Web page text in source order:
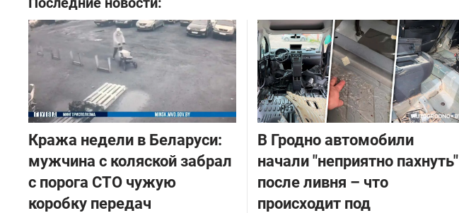
Кража недели в Беларуси:
мужчина с коляской забрал
с порога СТО чужую
коробку передач
В Гродно автомобили
начали "неприятно пахнуть"
после ливня – что
происходит под